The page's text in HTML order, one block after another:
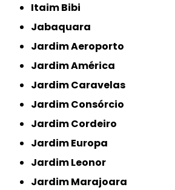
Itaim Bibi
Jabaquara
Jardim Aeroporto
Jardim América
Jardim Caravelas
Jardim Consórcio
Jardim Cordeiro
Jardim Europa
Jardim Leonor
Jardim Marajoara